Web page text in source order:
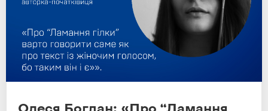
Олеся Богдан: «Про “Ламання